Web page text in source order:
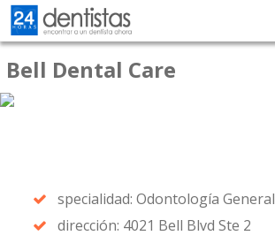
Bell Dental Care
specialidad: Odontología General
dirección: 4021 Bell Blvd Ste 2